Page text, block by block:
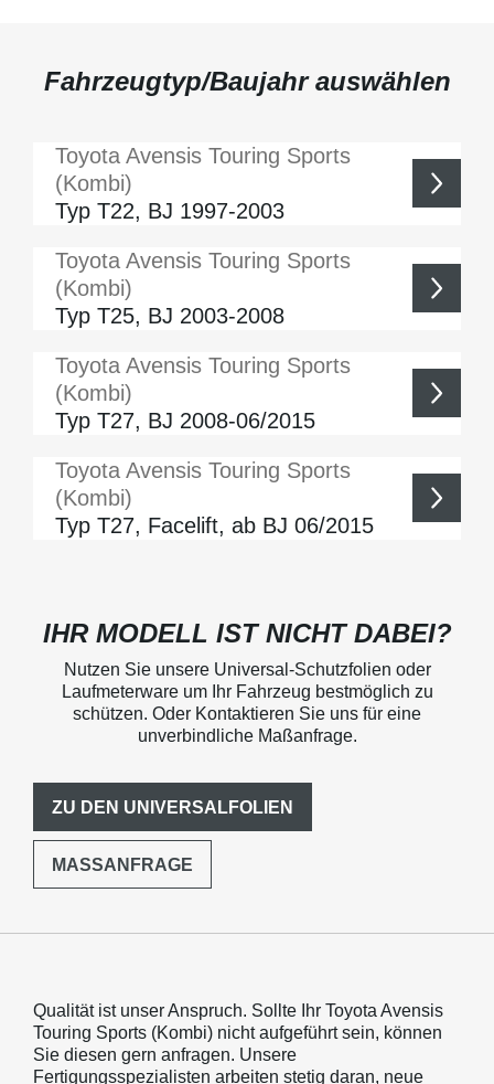
Fahrzeugtyp/Baujahr auswählen
Toyota Avensis Touring Sports
(Kombi)
Typ T22, BJ 1997-2003
Toyota Avensis Touring Sports
(Kombi)
Typ T25, BJ 2003-2008
Toyota Avensis Touring Sports
(Kombi)
Typ T27, BJ 2008-06/2015
Toyota Avensis Touring Sports
(Kombi)
Typ T27, Facelift, ab BJ 06/2015
IHR MODELL IST NICHT DABEI?
Nutzen Sie unsere Universal-Schutzfolien oder
Laufmeterware um Ihr Fahrzeug bestmöglich zu
schützen. Oder Kontaktieren Sie uns für eine
unverbindliche Maßanfrage.
ZU DEN UNIVERSALFOLIEN
MASSANFRAGE
Qualität ist unser Anspruch. Sollte Ihr Toyota Avensis
Touring Sports (Kombi) nicht aufgeführt sein, können
Sie diesen gern anfragen. Unsere
Fertigungsspezialisten arbeiten stetig daran, neue